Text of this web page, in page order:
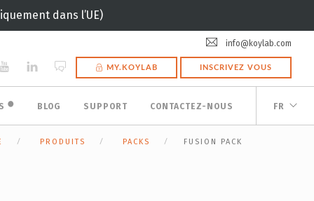
dans l’UE)
info@koylab.com
MY.KOYLAB INSCRIVEZ VOUS
🟠 BLOG SUPPORT CONTACTEZ-NOUS FR
PRODUITS PACKS FUSION PACK